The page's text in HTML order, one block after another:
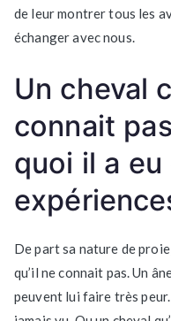
de leur montrer tous les
échanger avec nous.
Un cheval
connait
quoi il a eu
De part sa nature de
qu’il ne connait pas. Un
peuvent lui faire très peur.